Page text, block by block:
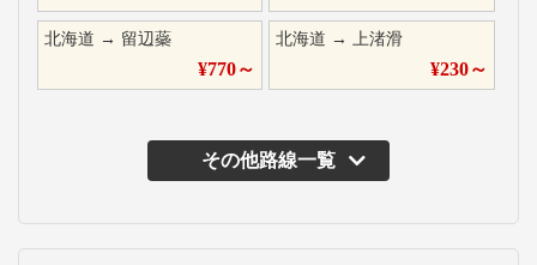
北海道 → 留辺蘂
¥770～
北海道 →上渚滑
¥230～
その他路線一覧